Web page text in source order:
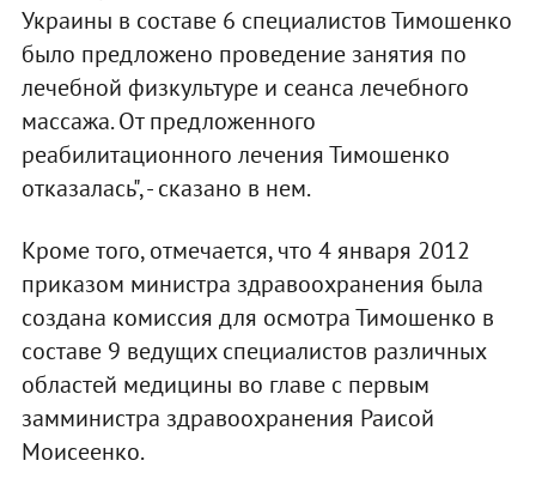
Украины в составе 6 специалистов Тимошенко
было предложено проведение занятия по
лечебной физкультуре и сеанса лечебного
массажа. От предложенного
реабилитационного лечения Тимошенко
отказалась", - сказано в нем.
Кроме того, отмечается, что 4 января 2012
приказом министра здравоохранения была
создана комиссия для осмотра Тимошенко в
составе 9 ведущих специалистов различных
областей медицины во главе с первым
замминистра здравоохранения Раисой
Моисеенко.